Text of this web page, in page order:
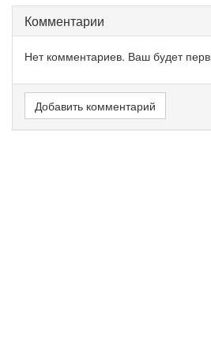
Комментарии
Нет комментариев. Ваш будет
Добавить комментарий